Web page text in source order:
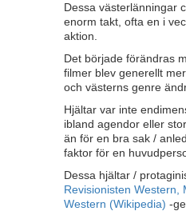
Dessa västerlänningar
enorm takt, ofta en i
aktion.
Det började förändras
filmer blev generellt
och västerns genre
Hjältar var inte
ibland agendor eller
än för en bra sak /
faktor för en
Dessa hjältar /
Revisionisten Western,
Western (Wikipedia) -